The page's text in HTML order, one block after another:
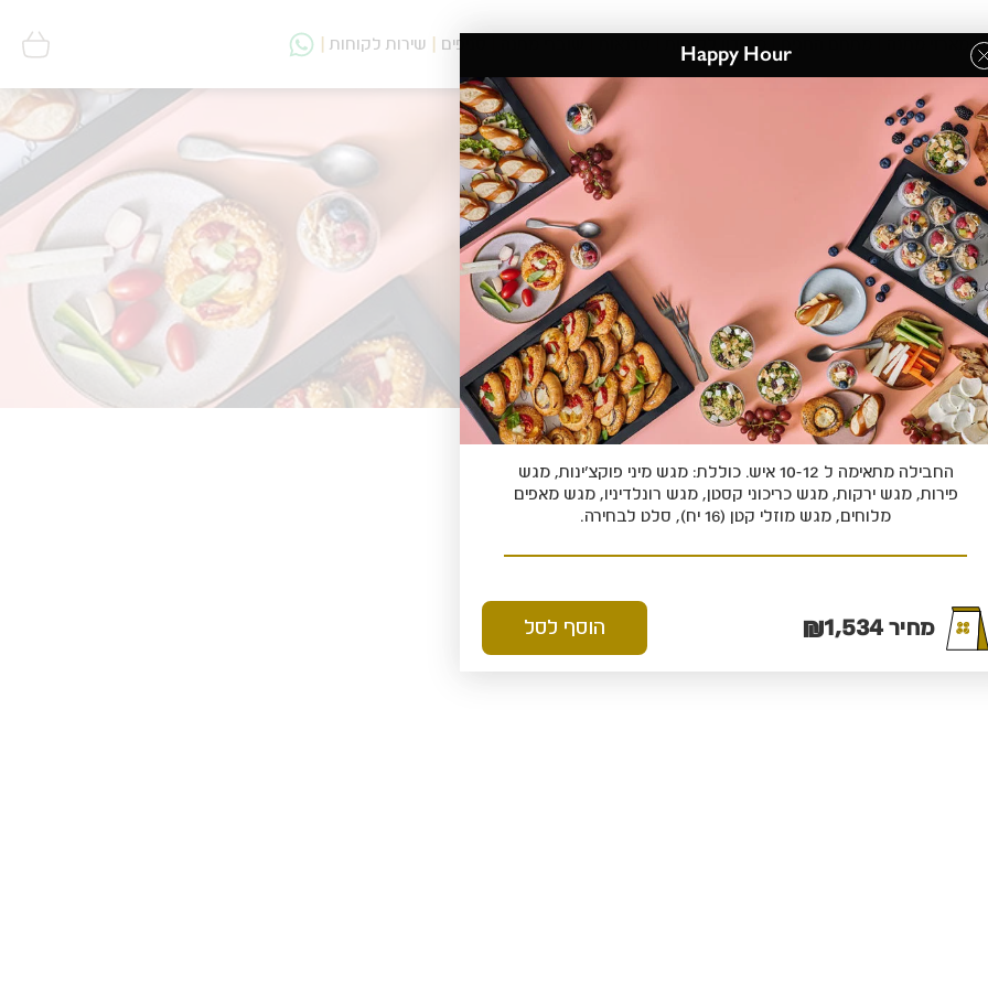
מועדון לקוחות סניפים שירות לקוחות
»חבילות אירוח »
Happy Hour
Happy Hour
החבילה מתאימה ל 10-12 איש. כוללת: מגש מיני פוקצ'ינות, מגש
פירות, מגש ירקות, מגש כריכוני קסטן, מגש רונלדיניו, מגש מאפים
מלוחים, מגש מוזלי קטן (16 יח), סלט לבחירה.
הוסף לסל מחיר1,534
₪